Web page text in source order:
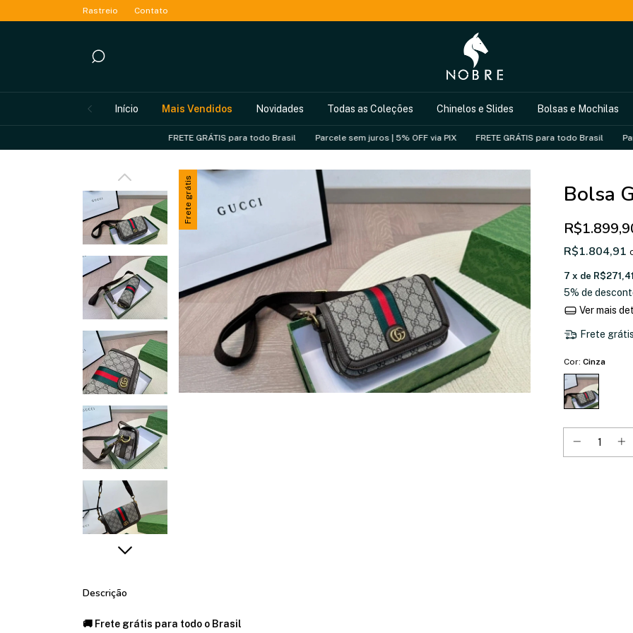
Rastreio Contato
Início Mais Vendidos Novidades Todas as Coleções Chinelos e Slides Bolsas e Mochilas
FRETE GRÁTIS para todo Brasil Parcele sem juros | 5% OFF via PIX FRETE GRÁTIS para todo Brasil Parcele sem
Frete grátis Bolsa
R$1.804,91
7 x de R$271,41
5% de
Ver mais
Frete grátis
Cor: Cinza
Descrição
🚚 Frete grátis para todo o Brasil